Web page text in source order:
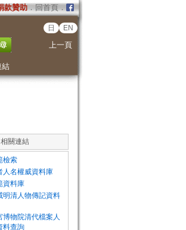
款贊助．回首頁．
日 EN
上一頁
結
相關連結
檢索
人名權威資料庫
資料庫
明清人物傳記資料
博物院清代檔案人
料查詢